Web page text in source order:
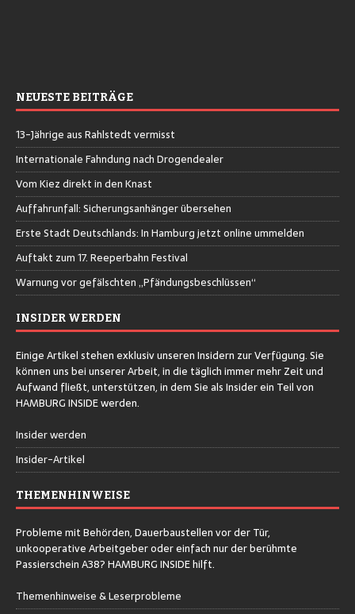
NEUESTE BEITRÄGE
13-Jährige aus Rahlstedt vermisst
Internationale Fahndung nach Drogendealer
Vom Kiez direkt in den Knast
Auffahrunfall: Sicherungsanhänger übersehen
Erste Stadt Deutschlands: In Hamburg jetzt online ummelden
Auftakt zum 17. Reeperbahn Festival
Warnung vor gefälschten „Pfändungsbeschlüssen“
INSIDER WERDEN
Einige Artikel stehen exklusiv unseren Insidern zur Verfügung. Sie
können uns bei unserer Arbeit, in die täglich immer mehr Zeit und
Aufwand fließt, unterstützen, in dem Sie als Insider ein Teil von
HAMBURG INSIDE werden.
Insider werden
Insider-Artikel
THEMENHINWEISE
Probleme mit Behörden, Dauerbaustellen vor der Tür,
unkooperative Arbeitgeber oder einfach nur der berühmte
Passierschein A38? HAMBURG INSIDE hilft.
Themenhinweise & Leserprobleme